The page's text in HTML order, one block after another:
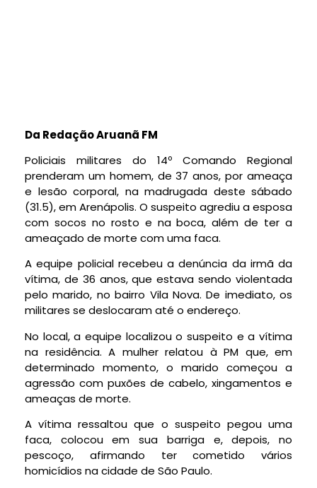
Da Redação Aruanã FM
Policiais militares do 14º Comando Regional
prenderam um homem, de 37 anos, por ameaça
e lesão corporal, na madrugada deste sábado
(31.5), em Arenápolis. O suspeito agrediu a esposa
com socos no rosto e na boca, além de ter a
ameaçado de morte com uma faca.
A equipe policial recebeu a denúncia da irmã da
vítima, de 36 anos, que estava sendo violentada
pelo marido, no bairro Vila Nova. De imediato, os
militares se deslocaram até o endereço.
No local, a equipe localizou o suspeito e a vítima
na residência. A mulher relatou à PM que, em
determinado momento, o marido começou a
agressão com puxões de cabelo, xingamentos e
ameaças de morte.
A vítima ressaltou que o suspeito pegou uma
faca, colocou em sua barriga e, depois, no
pescoço, afirmando ter cometido vários
homicídios na cidade de São Paulo.